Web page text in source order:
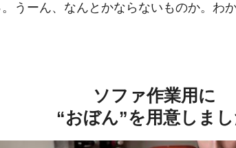
うーん、なんとかならないものか。わ
ソファ作業用に
“おぼん”を用意しま